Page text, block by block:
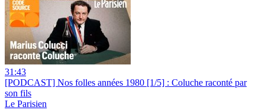
31:43
[PODCAST] Nos folles années 1980 [1/5] : Coluche raconté par
son fils
Le Parisien